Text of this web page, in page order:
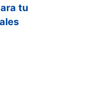
tu